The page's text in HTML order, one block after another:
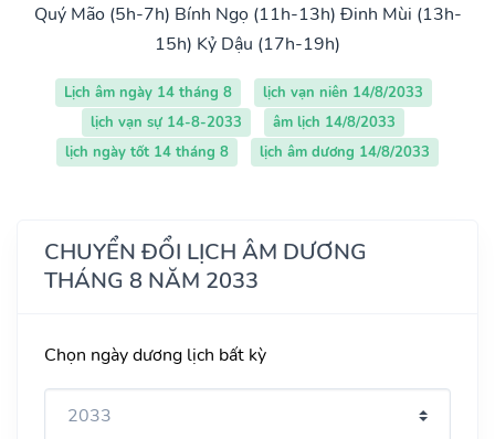
Quý Mão (5h-7h) Bính Ngọ (11h-13h) Đinh Mùi (13h-
15h) Kỷ Dậu (17h-19h)
Lịch âm ngày 14 tháng 8
lịch vạn niên 14/8/2033
lịch vạn sự 14-8-2033
âm lịch 14/8/2033
lịch ngày tốt 14 tháng 8
lịch âm dương 14/8/2033
CHUYỂN ĐỔI LỊCH ÂM DƯƠNG
THÁNG 8 NĂM 2033
Chọn ngày dương lịch bất kỳ